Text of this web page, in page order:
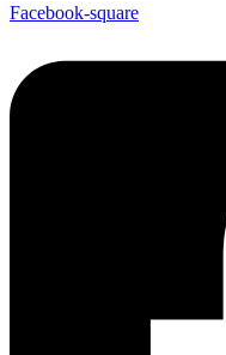
Facebook-square